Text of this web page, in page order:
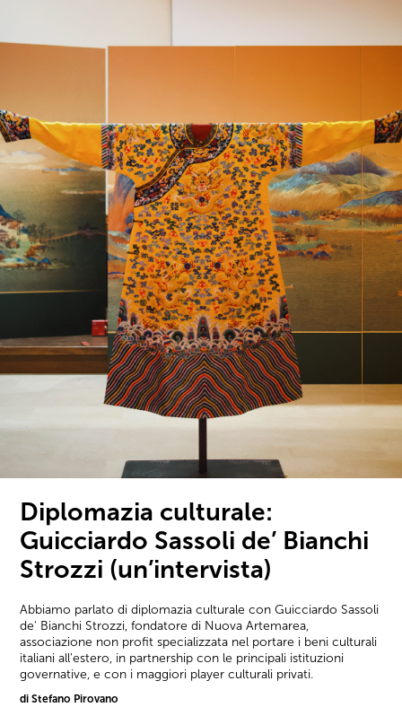
Diplomazia culturale:
Guicciardo Sassoli de’ Bianchi
Strozzi (un’intervista)
Abbiamo parlato di diplomazia culturale con Guicciardo Sassoli
de' Bianchi Strozzi, fondatore di Nuova Artemarea,
associazione non profit specializzata nel portare i beni culturali
italiani all'estero, in partnership con le principali istituzioni
governative, e con i maggiori player culturali privati.
di Stefano Pirovano